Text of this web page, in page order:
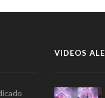
VIDEOS